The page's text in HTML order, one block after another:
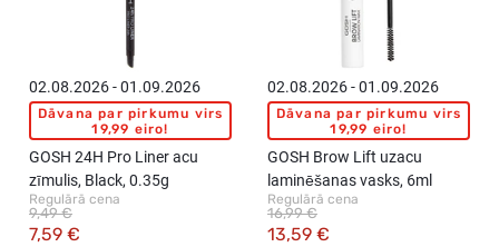
02.08.2026 - 01.09.2026
Dāvana par pirkumu virs
19,99 eiro!
GOSH 24H Pro Liner acu
zīmulis, Black, 0.35g
Regulārā cena
7,59 €
9,49 €
02.08.2026 - 01.09.2026
Dāvana par pirkumu virs
19,99 eiro!
GOSH Brow Lift uzacu
laminēšanas vasks, 6ml
Regulārā cena
13,59 €
16,99 €